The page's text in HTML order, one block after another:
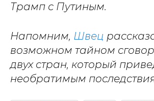
Трамп с Путиным.
Напомним, Швец
возможном тайном
двух стран, который
необратимым